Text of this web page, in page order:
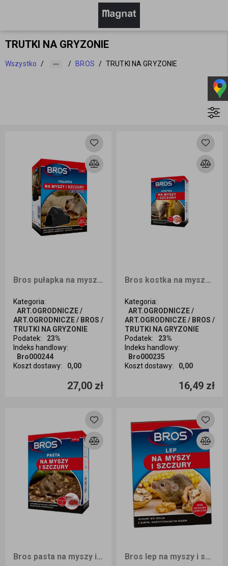
TRUTKI NA GRYZONIE
Wszystko / / BROS / TRUTKI NA GRYZONIE
Bros pułapka na myszy i szczury MONSTER
Kategoria:
ART.OGRODNICZE /
ART.OGRODNICZE / BROS /
TRUTKI NA GRYZONIE
Podatek:
23%
Indeks handlowy:
Bro000244
Koszt dostawy: 0,00
27,00 zł
Ilość sztuk
Bros kostka na myszy i szczury 250g
Kategoria:
ART.OGRODNICZE /
ART.OGRODNICZE / BROS /
TRUTKI NA GRYZONIE
Podatek:
23%
Indeks handlowy:
Bro000235
Koszt dostawy: 0,00
16,49 zł
Ilość sztuk
Bros pasta na myszy i szczury 150g Bros lep na myszy i szczury